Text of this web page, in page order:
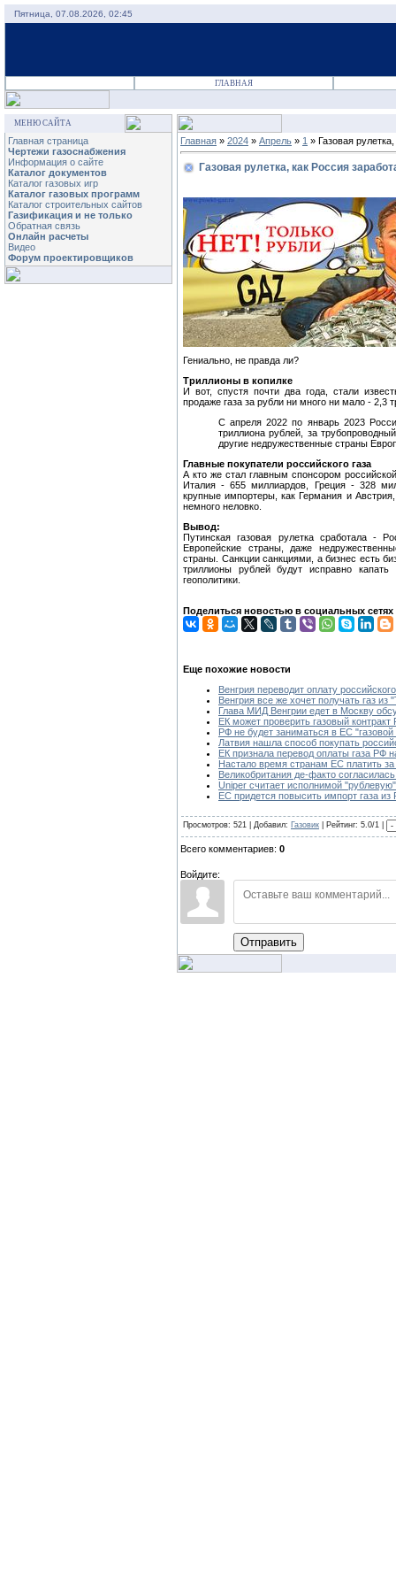
Пятница, 07.08.2026, 02:45
ГЛАВНАЯ
МЕНЮ САЙТА
Главная страница
Чертежи газоснабжения
Информация о сайте
Каталог документов
Каталог газовых игр
Каталог газовых программ
Каталог строительных сайтов
Газификация и не только
Обратная связь
Онлайн расчеты
Видео
Форум проектировщиков
Главная » 2024 » Апрель » 1 » Газовая
Газовая рулетка, как Россия
Гениально, не правда ли?
Триллионы в копилке
И вот, спустя почти два года, стали
продаже газа за рубли ни много ни мало - 2,3
С апреля 2022 по январь 2023
триллиона рублей, за
другие недружественные страны
Главные покупатели российского газа
А кто же стал главным спонсором
Италия - 655 миллиардов, Греция - 328
крупные импортеры, как Германия и
немного неловко.
Вывод:
Путинская газовая рулетка сработала -
Европейские страны, даже
страны. Санкции санкциями, а бизнес есть
триллионы рублей будут исправно
геополитики.
Поделиться новостью в социальных сетях
Еще похожие новости
Венгрия переводит оплату
Венгрия все же хочет получать газ из
Глава МИД Венгрии едет в Москву
ЕК может проверить газовый контракт
РФ не будет заниматься в ЕС "газовой
Латвия нашла способ покупать
ЕК признала перевод оплаты газа РФ
Настало время странам ЕС платить
Великобритания де-факто
Uniper считает исполнимой
ЕС придется повысить импорт газа
Просмотров: 521 | Добавил: Газовик | Рейтинг: 5.0/1 |
Всего комментариев: 0
Войдите:
Отправить